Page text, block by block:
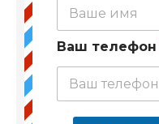
Ваш телефон